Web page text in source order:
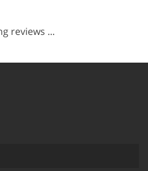
reviews ...